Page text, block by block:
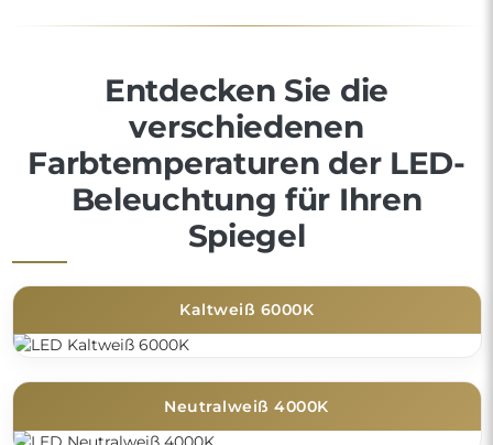
Entdecken Sie die
verschiedenen
Farbtemperaturen der LED-
Beleuchtung für Ihren
Spiegel
Kaltweiß 6000K
Neutralweiß 4000K